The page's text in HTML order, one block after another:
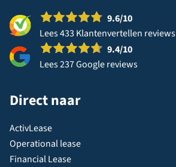
9.6/10
Lees 433 Klantenvertellen reviews
9.4/10
Lees 237 Google reviews
Direct naar
ActivLease
Operational lease
Financial Lease